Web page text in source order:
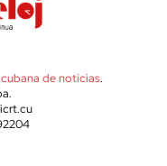
de noticias.